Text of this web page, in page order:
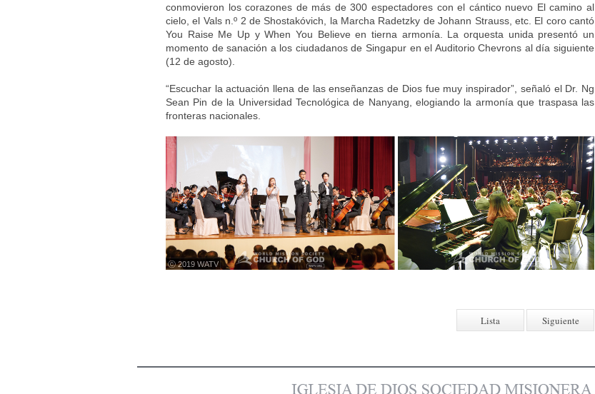
conmovieron los corazones de más de 300 espectadores con el cántico nuevo El camino al
cielo, el Vals n.º 2 de Shostakóvich, la Marcha Radetzky de Johann Strauss, etc. El coro cantó
You Raise Me Up y When You Believe en tierna armonía. La orquesta unida presentó un
momento de sanación a los ciudadanos de Singapur en el Auditorio Chevrons al día siguiente
(12 de agosto).
“Escuchar la actuación llena de las enseñanzas de Dios fue muy inspirador”, señaló el Dr. Ng
Sean Pin de la Universidad Tecnológica de Nanyang, elogiando la armonía que traspasa las
fronteras nacionales.
ⓒ 2019 WATV
Lista Siguiente